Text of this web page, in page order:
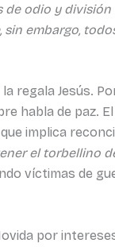
de odio y división
embargo,
regala Jesús.
habla de paz.
implica
el torbellino
víctimas de
por